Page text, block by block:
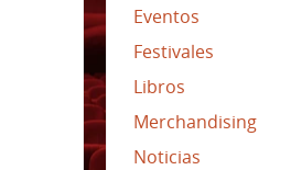
Eventos
Festivales
Libros
Merchandising
Noticias